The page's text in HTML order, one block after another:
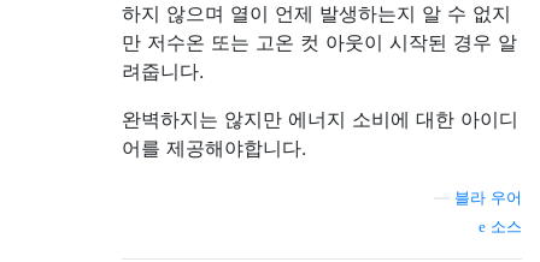
하지 않으며 열이 언제 발생하는지 알 수 없지
만 저수온 또는 고온 컷 아웃이 시작된 경우 알
려줍니다.
완벽하지는 않지만 에너지 소비에 대한 아이디
어를 제공해야합니다.
블라 우어
소스